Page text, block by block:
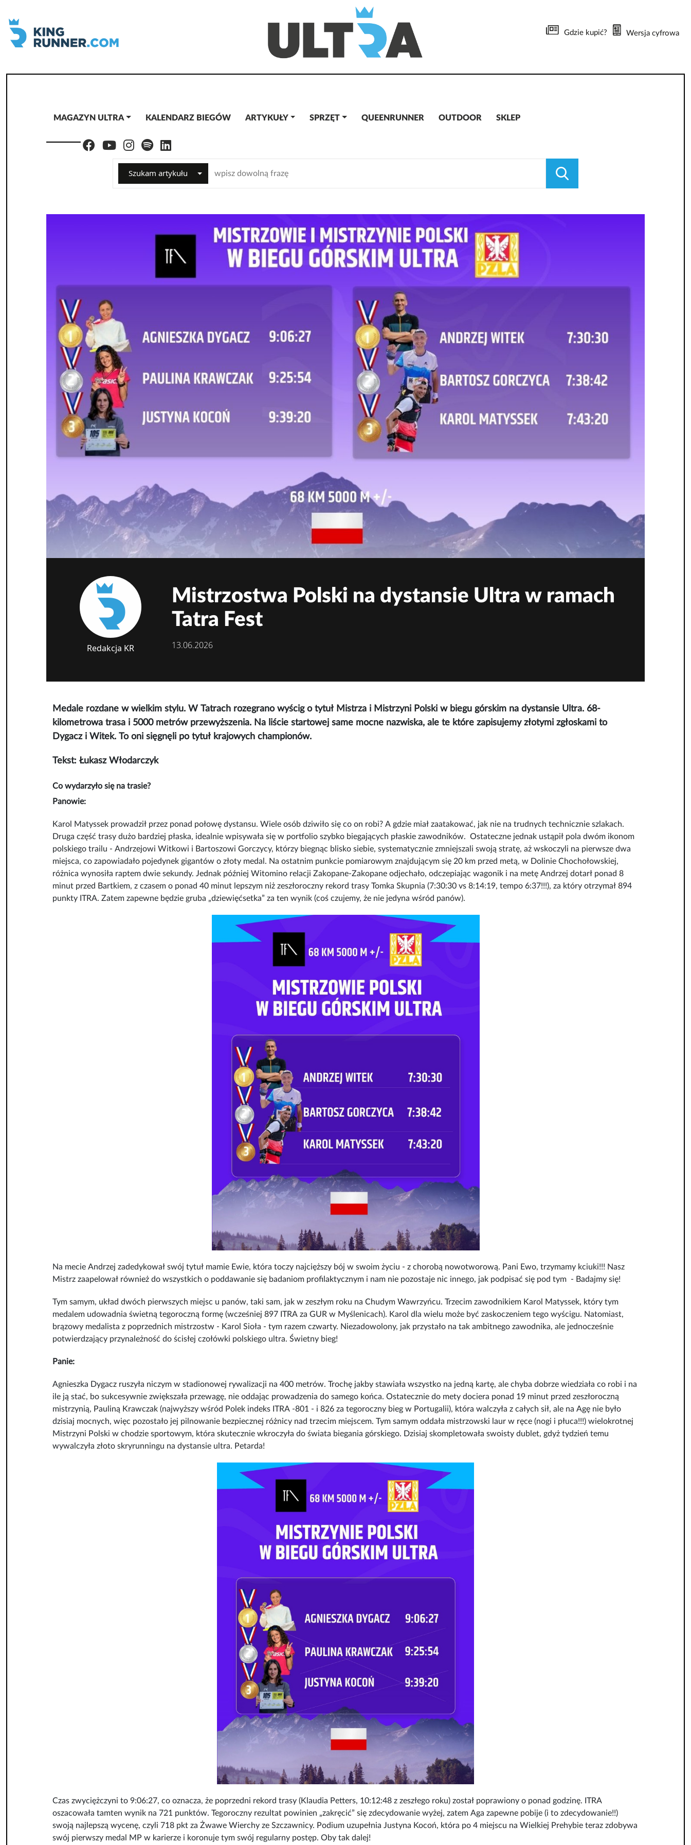
Gdzie kupić? Wersja cyfrowa
MAGAZYN ULTRA KALENDARZ BIEGÓW ARTYKUŁY SPRZĘT QUEENRUNNER OUTDOOR SKLEP
Szukam artykułu
Redakcja KR
Mistrzostwa Polski na dystansie Ultra w ramach
Tatra Fest
13.06.2026
Medale rozdane w wielkim stylu. W Tatrach rozegrano wyścig o tytuł Mistrza i Mistrzyni Polski w biegu górskim na dystansie Ultra. 68-
kilometrowa trasa i 5000 metrów przewyższenia. Na liście startowej same mocne nazwiska, ale te które zapisujemy złotymi zgłoskami to
Dygacz i Witek. To oni sięgnęli po tytuł krajowych championów.
Tekst: Łukasz Włodarczyk
Co wydarzyło się na trasie?
Panowie:
Karol Matyssek prowadził przez ponad połowę dystansu. Wiele osób dziwiło się co on robi? A gdzie miał zaatakować, jak nie na trudnych technicznie szlakach.
Druga część trasy dużo bardziej płaska, idealnie wpisywała się w portfolio szybko biegających płaskie zawodników. Ostateczne jednak ustąpił pola dwóm ikonom
polskiego trailu - Andrzejowi Witkowi i Bartoszowi Gorczycy, którzy biegnąc blisko siebie, systematycznie zmniejszali swoją stratę, aż wskoczyli na pierwsze dwa
miejsca, co zapowiadało pojedynek gigantów o złoty medal. Na ostatnim punkcie pomiarowym znajdującym się 20 km przed metą, w Dolinie Chochołowskiej,
różnica wynosiła raptem dwie sekundy. Jednak później Witomino relacji Zakopane-Zakopane odjechało, odczepiając wagonik i na metę Andrzej dotarł ponad 8
minut przed Bartkiem, z czasem o ponad 40 minut lepszym niż zeszłoroczny rekord trasy Tomka Skupnia (7:30:30 vs 8:14:19, tempo 6:37!!!), za który otrzymał 894
punkty ITRA. Zatem zapewne będzie gruba „dziewięćsetka” za ten wynik (coś czujemy, że nie jedyna wśród panów).
Na mecie Andrzej zadedykował swój tytuł mamie Ewie, która toczy najcięższy bój w swoim życiu - z chorobą nowotworową. Pani Ewo, trzymamy kciuki!!! Nasz
Mistrz zaapelował również do wszystkich o poddawanie się badaniom profilaktycznym i nam nie pozostaje nic innego, jak podpisać się pod tym - Badajmy się!
Tym samym, układ dwóch pierwszych miejsc u panów, taki sam, jak w zeszłym roku na Chudym Wawrzyńcu. Trzecim zawodnikiem Karol Matyssek, który tym
medalem udowadnia świetną tegoroczną formę (wcześniej 897 ITRA za GUR w Myślenicach). Karol dla wielu może być zaskoczeniem tego wyścigu. Natomiast,
brązowy medalista z poprzednich mistrzostw - Karol Sioła - tym razem czwarty. Niezadowolony, jak przystało na tak ambitnego zawodnika, ale jednocześnie
potwierdzający przynależność do ścisłej czołówki polskiego ultra. Świetny bieg!
Panie:
Agnieszka Dygacz ruszyła niczym w stadionowej rywalizacji na 400 metrów. Trochę jakby stawiała wszystko na jedną kartę, ale chyba dobrze wiedziała co robi i na
ile ją stać, bo sukcesywnie zwiększała przewagę, nie oddając prowadzenia do samego końca. Ostatecznie do mety dociera ponad 19 minut przed zeszłoroczną
mistrzynią, Pauliną Krawczak (najwyższy wśród Polek indeks ITRA -801 - i 826 za tegoroczny bieg w Portugalii), która walczyła z całych sił, ale na Agę nie było
dzisiaj mocnych, więc pozostało jej pilnowanie bezpiecznej różnicy nad trzecim miejscem. Tym samym oddała mistrzowski laur w ręce (nogi i płuca!!!) wielokrotnej
Mistrzyni Polski w chodzie sportowym, która skutecznie wkroczyła do świata biegania górskiego. Dzisiaj skompletowała swoisty dublet, gdyż tydzień temu
wywalczyła złoto skryrunningu na dystansie ultra. Petarda!
Czas zwyciężczyni to 9:06:27, co oznacza, że poprzedni rekord trasy (Klaudia Petters, 10:12:48 z zeszłego roku) został poprawiony o ponad godzinę. ITRA
oszacowała tamten wynik na 721 punktów. Tegoroczny rezultat powinien „zakręcić” się zdecydowanie wyżej, zatem Aga zapewne pobije (i to zdecydowanie!!)
swoją najlepszą wycenę, czyli 718 pkt za Żwawe Wierchy ze Szczawnicy. Podium uzupełnia Justyna Kocoń, która po 4 miejscu na Wielkiej Prehybie teraz zdobywa
swój pierwszy medal MP w karierze i koronuje tym swój regularny postęp. Oby tak dalej!